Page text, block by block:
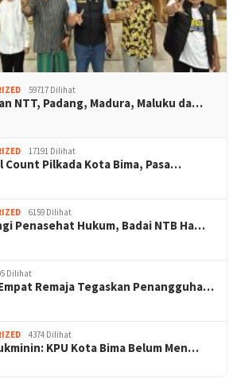
59717 Dilihat
NTT, Padang, Madura, Maluku da…
17191 Dilihat
Count Pilkada Kota Bima, Pasa…
6159 Dilihat
Penasehat Hukum, Badai NTB Ha…
Dilihat
Remaja Tegaskan Penangguha…
4374 Dilihat
KPU Kota Bima Belum Men…